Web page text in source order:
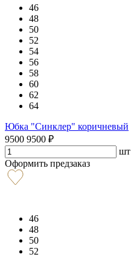
46
48
50
52
54
56
58
60
62
64
Юбка "Синклер" коричневый
9500 9500 ₽
шт
Оформить предзаказ
46
48
50
52